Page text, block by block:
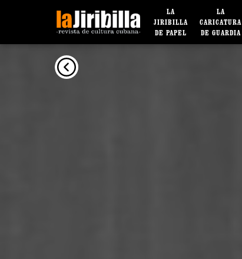
LA
JIRIBILLA
DE PAPEL
LA
CARICATURA
DE GUARDIA